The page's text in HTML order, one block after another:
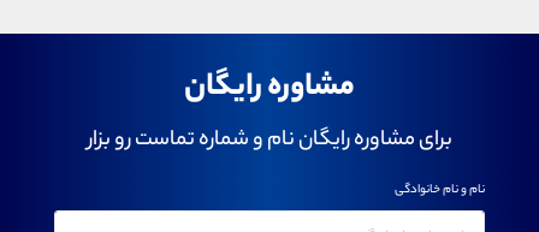
مشاوره رایگان
برای مشاوره رایگان نام و شماره تماست رو بزار
نام و نام خانوادگی